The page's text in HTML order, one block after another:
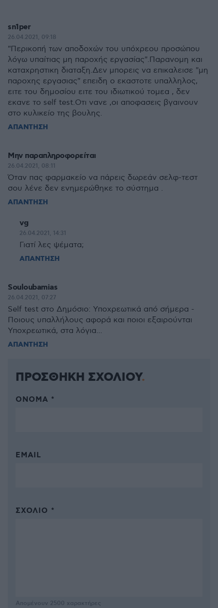
sn1per
26.04.2021, 09:18
"Περικοπή των αποδοχών του υπόχρεου προσώπου
λόγω υπαίτιας μη παροχής εργασίας".Παρανομη και
καταχρηστικη διαταξη.Δεν μπορεις να επικαλεισε "μη
παροχης εργασιας" επειδη ο εκαστοτε υπαλληλος,
ειτε του δημοσίου ειτε του ιδιωτικού τομεα , δεν
εκανε το self test.Οτι νανε ,οι αποφασεις βγαινουν
στο κυλικείο της βουλης.
ΑΠΑΝΤΗΣΗ
Μην παραπληροφορείται
26.04.2021, 08:11
Όταν πας φαρμακείο να πάρεις δωρεάν σελφ-τεστ
σου λένε δεν ενημερώθηκε το σύστημα .
ΑΠΑΝΤΗΣΗ
vg
26.04.2021, 14:31
Γιατί λες ψέματα;
ΑΠΑΝΤΗΣΗ
Souloubamias
26.04.2021, 07:27
Self test στο Δημόσιο: Υποχρεωτικά από σήμερα -
Ποιους υπαλλήλους αφορά και ποιοι εξαιρούνται
Υποχρεωτικά, στα λόγια...
ΑΠΑΝΤΗΣΗ
ΠΡΟΣΘΗΚΗ ΣΧΟΛΙΟΥ
ΌΝΟΜΑ *
EMAIL
ΣΧΌΛΙΟ *
Απομένουν 2500 χαρακτήρες